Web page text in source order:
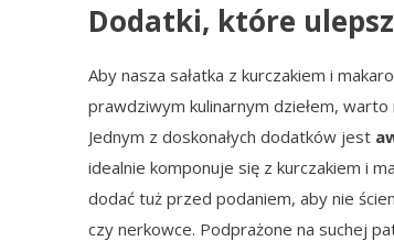
Dodatki, które
Aby nasza sałatka z kurczakiem i
prawdziwym kulinarnym dziełem,
Jednym z doskonałych dodatków jest
idealnie komponuje się z kurczakiem i
dodać tuż przed podaniem, aby nie
czy nerkowce. Podprażone na suchej